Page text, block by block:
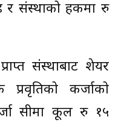
र संस्थाको हकमा रु
संस्थाबाट शेयर
प्रवृतिको कर्जाको
सीमा कूल रु १५